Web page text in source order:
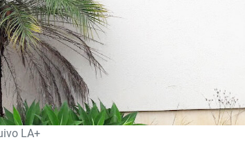
LA+